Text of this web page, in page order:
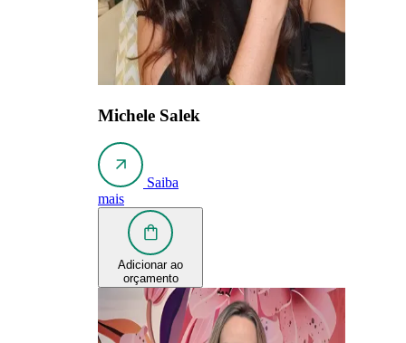
Michele Salek
Saiba
mais
Adicionar ao
orçamento